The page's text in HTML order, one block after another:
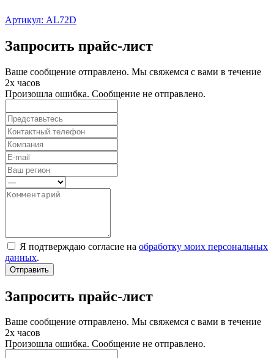
Артикул: AL72D
Запросить прайс-лист
Ваше сообщение отправлено. Мы свяжемся с вами в течение
2х часов
Произошла ошибка. Сообщение не отправлено.
Я подтверждаю согласие на обработку моих персональных
данных.
Отправить
Запросить прайс-лист
Ваше сообщение отправлено. Мы свяжемся с вами в течение
2х часов
Произошла ошибка. Сообщение не отправлено.